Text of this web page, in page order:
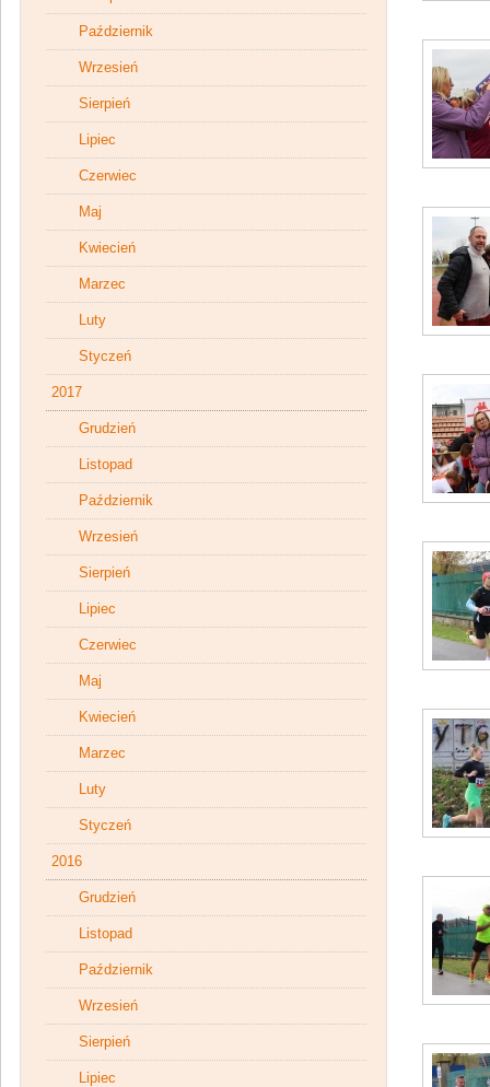
Październik
Wrzesień
Sierpień
Lipiec
Czerwiec
Maj
Kwiecień
Marzec
Luty
Styczeń
2017
Grudzień
Listopad
Październik
Wrzesień
Sierpień
Lipiec
Czerwiec
Maj
Kwiecień
Marzec
Luty
Styczeń
2016
Grudzień
Listopad
Październik
Wrzesień
Sierpień
Lipiec